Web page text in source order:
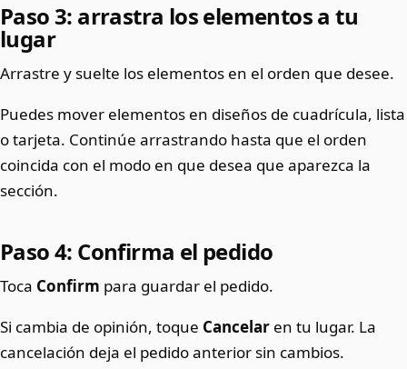
Paso 3: arrastra los elementos a tu
lugar
Arrastre y suelte los elementos en el orden que desee.
Puedes mover elementos en diseños de cuadrícula, lista
o tarjeta. Continúe arrastrando hasta que el orden
coincida con el modo en que desea que aparezca la
sección.
Paso 4: Confirma el pedido
Toca Confirm para guardar el pedido.
Si cambia de opinión, toque Cancelar en tu lugar. La
cancelación deja el pedido anterior sin cambios.